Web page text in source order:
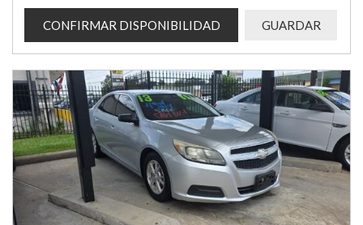
CONFIRMAR DISPONIBILIDAD GUARDAR